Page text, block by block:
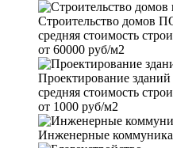
Строительство домов
средняя стоимость
от 60000 руб/м2
Проектирование зданий
средняя стоимость
от 1000 руб/м2
Инженерные